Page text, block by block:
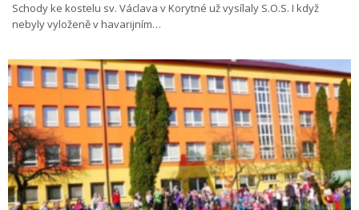
Schody ke kostelu sv. Václava v Korytné už vysílaly S.O.S. I když
nebyly vyloženě v havarijním…